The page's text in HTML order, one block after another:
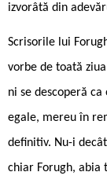
izvorâtă din
Scrisorile lui
vorbe de toată
ni se descoperă
egale, mereu în
definitiv. Nu-i
chiar Forugh, abia